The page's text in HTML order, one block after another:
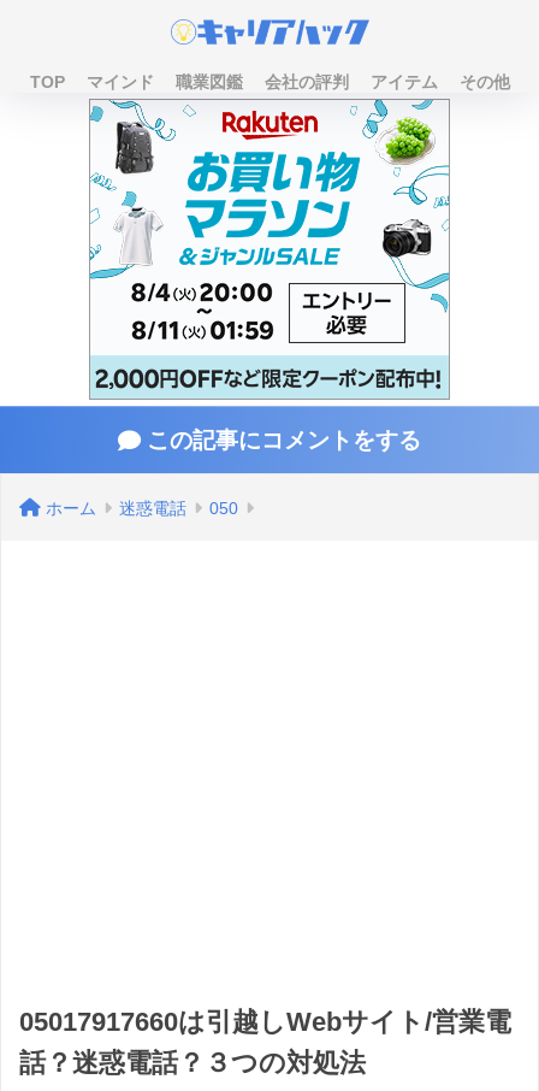
TOP マインド 職業図鑑 会社の評判 アイテム その他
この記事にコメントをする
ホーム 迷惑電話 050
05017917660は引越しWebサイト/営業電
話？迷惑電話？３つの対処法